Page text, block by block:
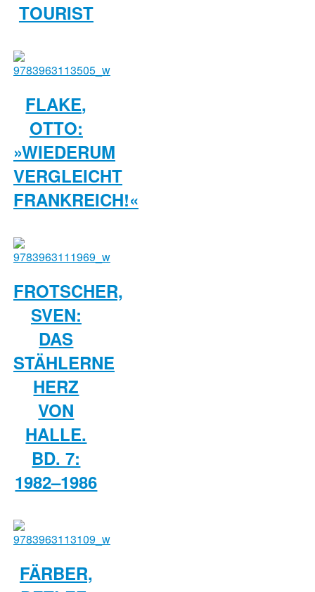
TOURIST
FLAKE,
OTTO:
»WIEDERUM
VERGLEICHT
FRANKREICH!«
FROTSCHER,
SVEN:
DAS
STÄHLERNE
HERZ
VON
HALLE.
BD. 7:
1982–1986
FÄRBER,